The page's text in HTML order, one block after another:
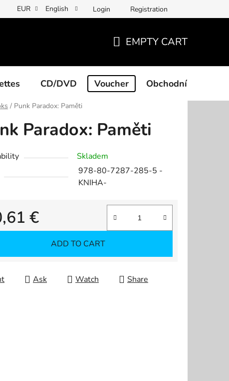
EUR English Login Registration
CART
EMPTY CART
CD/DVD Voucher Obchodní
/ Punk Paradox: Paměti
Paradox: Paměti
Skladem
978-80-7287-285-5 -
KNIHA-
€
price:
ADD TO CART
Ask Watch Share